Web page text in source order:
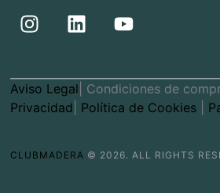
Aviso Legal | Condiciones de
Privacidad Política de Cookies
CLUBMADERA © 2026. ALL RIGHTS